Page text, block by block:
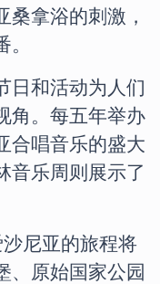
桑拿浴的刺激，
日和活动为人们
角。每五年举办
合唱音乐的盛大
音乐周则展示了
尼亚的旅程将
、原始国家公园